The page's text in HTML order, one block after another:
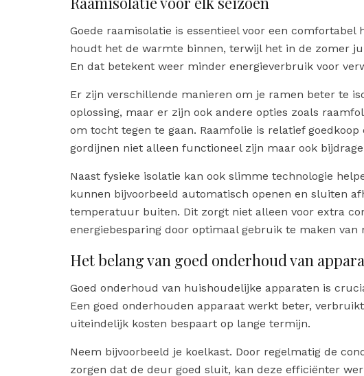
Goede raamisolatie is essentieel voor een
houdt het de warmte binnen, terwijl het in de zomer
En dat betekent weer minder energieverbruik voor
Er zijn verschillende manieren om je ramen beter te
oplossing, maar er zijn ook andere opties zoals
om tocht tegen te gaan. Raamfolie is relatief
gordijnen niet alleen functioneel zijn maar ook
Naast fysieke isolatie kan ook slimme technologie
kunnen bijvoorbeeld automatisch openen en sluiten
temperatuur buiten. Dit zorgt niet alleen voor extra
energiebesparing door optimaal gebruik te maken
Het belang van goed onderhoud van
Goed onderhoud van huishoudelijke apparaten is
Een goed onderhouden apparaat werkt beter,
uiteindelijk kosten bespaart op lange termijn.
Neem bijvoorbeeld je koelkast. Door regelmatig de
zorgen dat de deur goed sluit, kan deze efficiënter